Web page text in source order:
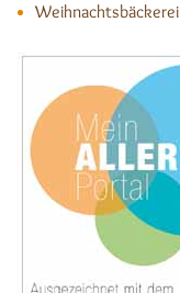
Weihnachtsbäckerei